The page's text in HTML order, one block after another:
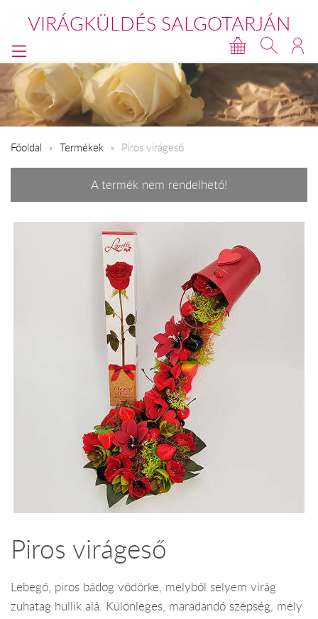
VIRÁGKÜLDÉS SALGOTARJÁN
Főoldal Termékek Piros virágeső
A termék nem rendelhető!
Piros virágeső
Lebegő, piros bádog vödörke, melyből selyem virág
zuhatag hullik alá. Különleges, maradandó szépség, mely